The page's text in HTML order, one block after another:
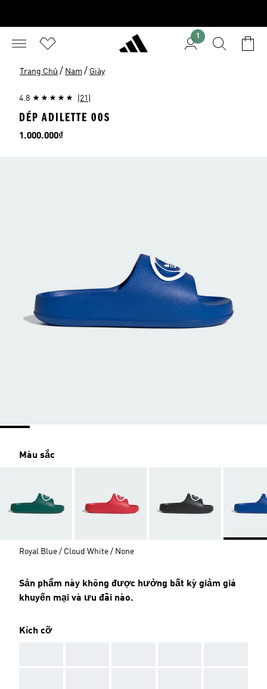
1
Trang Chủ / Nam / Giày
4.8 (21)
DÉP ADILETTE 00S
Giá
1.000.000₫
Màu sắc
Royal Blue / Cloud White / None
Sản phẩm này không được hưởng bất kỳ giảm giá
khuyến mại và ưu đãi nào.
Kích cỡ